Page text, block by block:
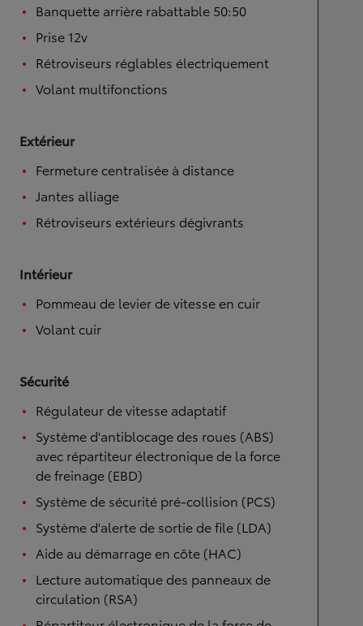
Banquette arrière rabattable 50:50
Prise 12v
Rétroviseurs réglables électriquement
Volant multifonctions
Extérieur
Fermeture centralisée à distance
Jantes alliage
Rétroviseurs extérieurs dégivrants
Intérieur
Pommeau de levier de vitesse en cuir
Volant cuir
Sécurité
Régulateur de vitesse adaptatif
Système d'antiblocage des roues (ABS)
avec répartiteur électronique de la force
de freinage (EBD)
Système de sécurité pré-collision (PCS)
Système d'alerte de sortie de file (LDA)
Aide au démarrage en côte (HAC)
Lecture automatique des panneaux de
circulation (RSA)